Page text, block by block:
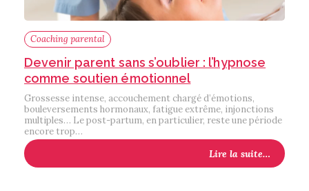
Coaching parental
Devenir parent sans s’oublier : l’hypnose
comme soutien émotionnel
Grossesse intense, accouchement chargé d’émotions,
bouleversements hormonaux, fatigue extrême, injonctions
multiples… Le post-partum, en particulier, reste une période
encore trop…
Lire la suite…